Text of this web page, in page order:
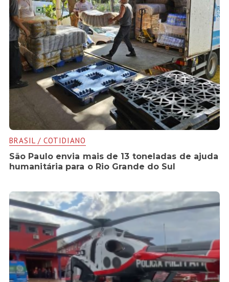
BRASIL / COTIDIANO
São Paulo envia mais de 13 toneladas de ajuda
humanitária para o Rio Grande do Sul